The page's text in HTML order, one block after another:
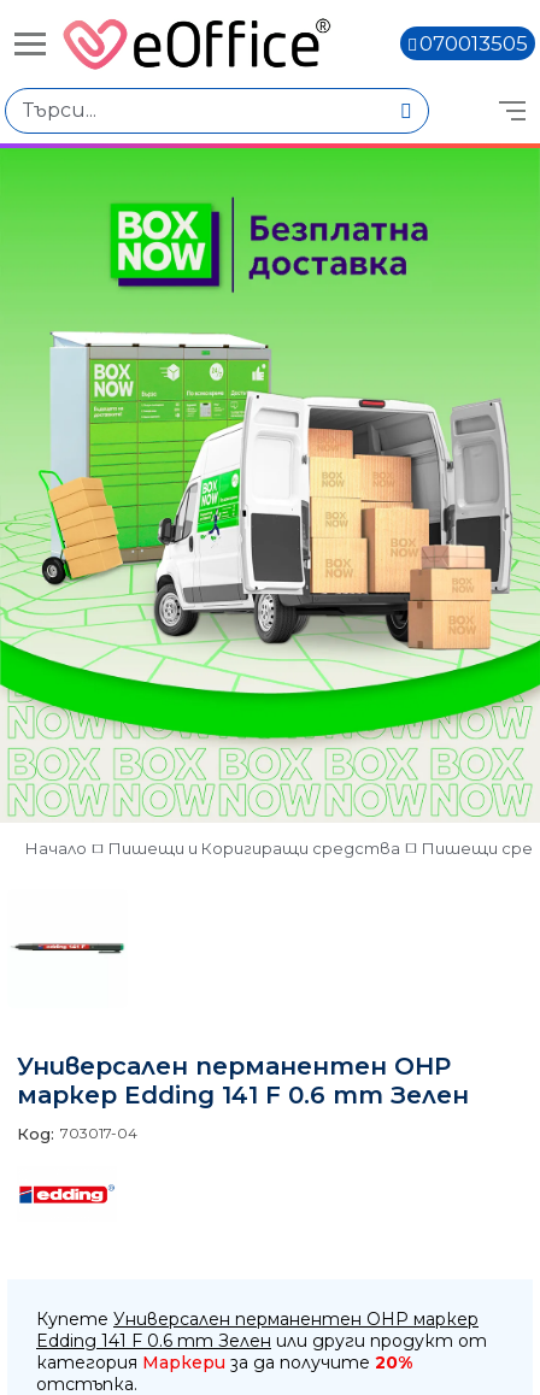
070013505
Начало Пишещи и Коригиращи средства Пишещи
Универсален перманентен OHP
маркер Edding 141 F 0.6 mm Зелен
Код: 703017-04
Купете Универсален перманентен OHP маркер
Edding 141 F 0.6 mm Зелен или други продукт от
категория Маркери за да получите 20%
отстъпка.